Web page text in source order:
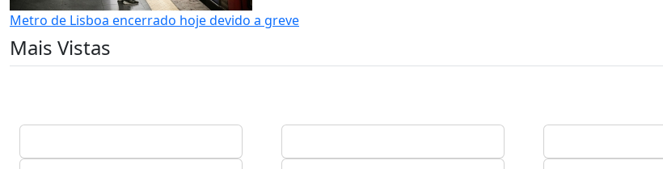
Metro de Lisboa encerrado hoje devido a greve
Mais Vistas